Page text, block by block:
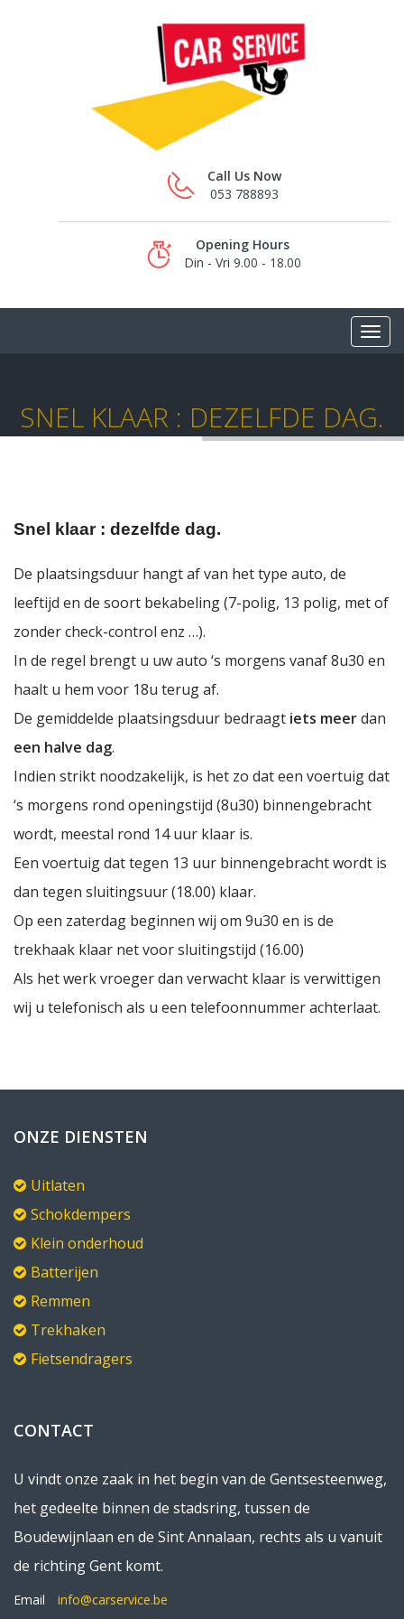
Call Us Now
053 788893
Opening Hours
Din - Vri 9.00 - 18.00
SNEL KLAAR : DEZELFDE DAG.
Snel klaar : dezelfde dag.
De plaatsingsduur hangt af van het type auto, de
leeftijd en de soort bekabeling (7-polig, 13 polig, met of
zonder check-control enz …).
In de regel brengt u uw auto ‘s morgens vanaf 8u30 en
haalt u hem voor 18u terug af.
De gemiddelde plaatsingsduur bedraagt iets meerdan
een halve dag.
Indien strikt noodzakelijk, is het zo dat een voertuig dat
‘s morgens rond openingstijd (8u30) binnengebracht
wordt, meestal rond 14 uur klaar is.
Een voertuig dat tegen 13 uur binnengebracht wordt is
dan tegen sluitingsuur (18.00) klaar.
Op een zaterdag beginnen wij om 9u30 en is de
trekhaak klaar net voor sluitingstijd (16.00)
Als het werk vroeger dan verwacht klaar is verwittigen
wij u telefonisch als u een telefoonnummer achterlaat.
ONZE DIENSTEN
Uitlaten
Schokdempers
Klein onderhoud
Batterijen
Remmen
Trekhaken
Fietsendragers
CONTACT
U vindt onze zaak in het begin van de Gentsesteenweg,
het gedeelte binnen de stadsring, tussen de
Boudewijnlaan en de Sint Annalaan, rechts als u vanuit
de richting Gent komt.
Email
info@carservice.be